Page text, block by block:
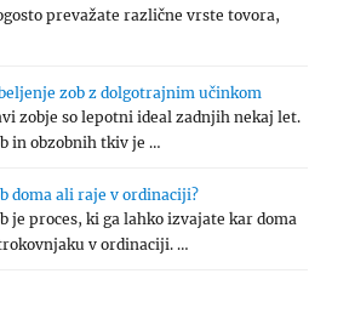
prevažate različne vrste tovora,
zob z dolgotrajnim učinkom
zobje so lepotni ideal zadnjih nekaj let.
in obzobnih tkiv je …
doma ali raje v ordinaciji?
je proces, ki ga lahko izvajate kar doma
v ordinaciji. …